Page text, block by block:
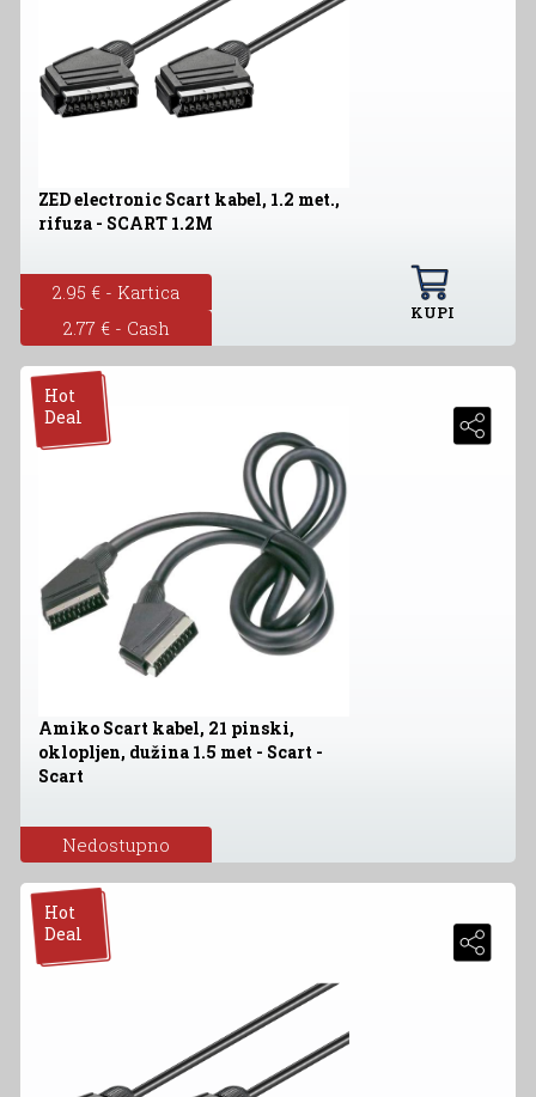
ZED electronic Scart kabel, 1.2 met.,
rifuza - SCART 1.2M
2.95 € - Kartica
2.77 € - Cash
KUPI
Hot
Deal
Amiko Scart kabel, 21 pinski,
oklopljen, dužina 1.5 met - Scart -
Scart
Nedostupno
Hot
Deal